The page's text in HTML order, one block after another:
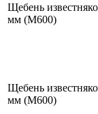
Щебень
мм (М600)
Щебень
мм (М600)